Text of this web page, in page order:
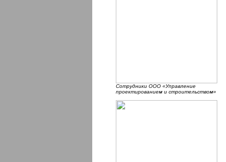
Cотрудники ООО «Управление
проектированием и строительством»